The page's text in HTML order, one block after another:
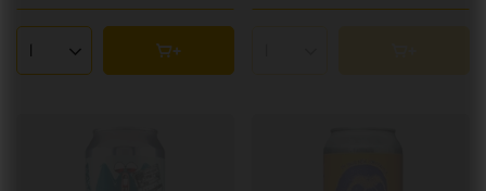
Ilość produktów